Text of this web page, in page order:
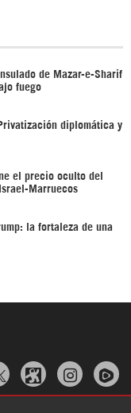
de Mazar-e-Sharif
fuego
diplomática y
el precio oculto del
Marruecos
la fortaleza de una
 